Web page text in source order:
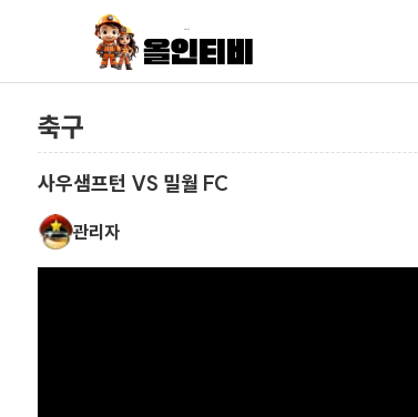
축구
사우샘프턴 VS 밀월 FC
관리자